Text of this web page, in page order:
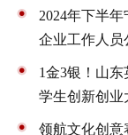
2024年下半
企业工作人员
1金3银！山
学生创新创业
领航文化创意